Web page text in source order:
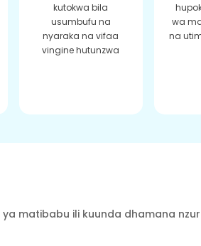
kutokwa bila
usumbufu na
nyaraka na vifaa
vingine hutunzwa
wa
na
matibabu ili kuunda dhamana